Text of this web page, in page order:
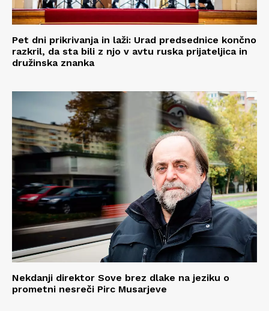
Pet dni prikrivanja in laži: Urad predsednice končno
razkril, da sta bili z njo v avtu ruska prijateljica in
družinska znanka
Nekdanji direktor Sove brez dlake na jeziku o
prometni nesreči Pirc Musarjeve